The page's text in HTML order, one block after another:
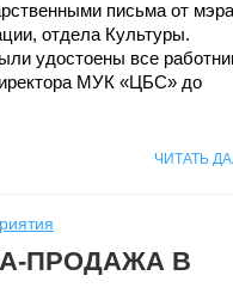
письма от мэра
отдела Культуры.
удостоены все
МУК «ЦБС» до
ЧИТАТЬ
ПРОДАЖА В